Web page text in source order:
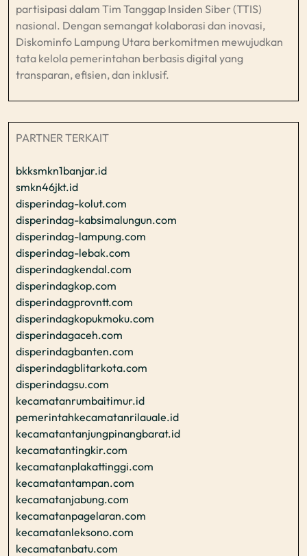
partisipasi dalam Tim Tanggap Insiden Siber (TTIS)
nasional. Dengan semangat kolaborasi dan inovasi,
Diskominfo Lampung Utara berkomitmen mewujudkan
tata kelola pemerintahan berbasis digital yang
transparan, efisien, dan inklusif.​
PARTNER TERKAIT
bkksmkn1banjar.id
smkn46jkt.id
disperindag-kolut.com
disperindag-kabsimalungun.com
disperindag-lampung.com
disperindag-lebak.com
disperindagkendal.com
disperindagkop.com
disperindagprovntt.com
disperindagkopukmoku.com
disperindagaceh.com
disperindagbanten.com
disperindagblitarkota.com
disperindagsu.com
kecamatanrumbaitimur.id
pemerintahkecamatanrilauale.id
kecamatantanjungpinangbarat.id
kecamatantingkir.com
kecamatanplakattinggi.com
kecamatantampan.com
kecamatanjabung.com
kecamatanpagelaran.com
kecamatanleksono.com
kecamatanbatu.com